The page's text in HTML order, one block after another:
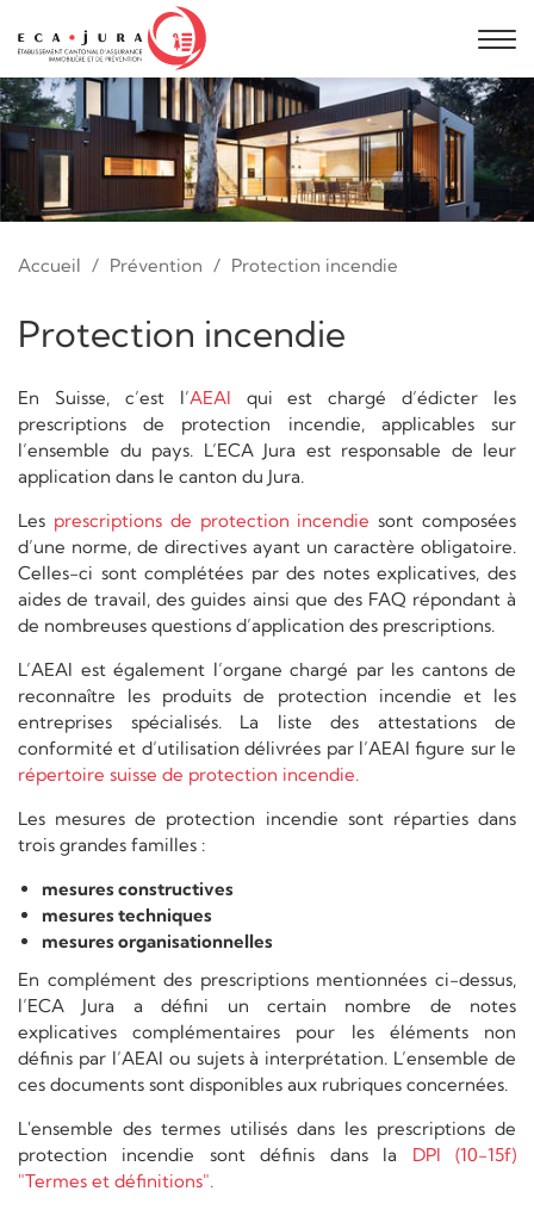
Accueil Prévention Protection incendie
Protection incendie
En Suisse, c’est l’AEAI qui est chargé d’édicter les
prescriptions de protection incendie, applicables sur
l’ensemble du pays. L’ECA Jura est responsable de leur
application dans le canton du Jura.
Les prescriptions de protection incendie sont composées
d’une norme, de directives ayant un caractère obligatoire.
Celles-ci sont complétées par des notes explicatives, des
aides de travail, des guides ainsi que des FAQ répondant à
de nombreuses questions d’application des prescriptions.
L’AEAI est également l’organe chargé par les cantons de
reconnaître les produits de protection incendie et les
entreprises spécialisés. La liste des attestations de
conformité et d’utilisation délivrées par l’AEAI figure sur le
répertoire suisse de protection incendie.
Les mesures de protection incendie sont réparties dans
trois grandes familles :
mesures constructives
mesures techniques
mesures organisationnelles
En complément des prescriptions mentionnées ci-dessus,
l’ECA Jura a défini un certain nombre de notes
explicatives complémentaires pour les éléments non
définis par l’AEAI ou sujets à interprétation. L’ensemble de
ces documents sont disponibles aux rubriques concernées.
L'ensemble des termes utilisés dans les prescriptions de
protection incendie sont définis dans la DPI (10-15f)
"Termes et définitions".